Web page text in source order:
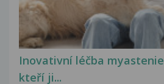
Inovativní léčba
kteří ji...